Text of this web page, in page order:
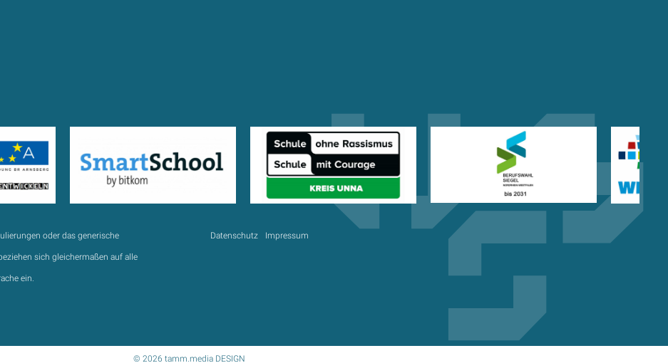
oder das generische
sich gleichermaßen auf alle
ein.
Datenschutz Impressum
© 2026 tamm.media DESIGN